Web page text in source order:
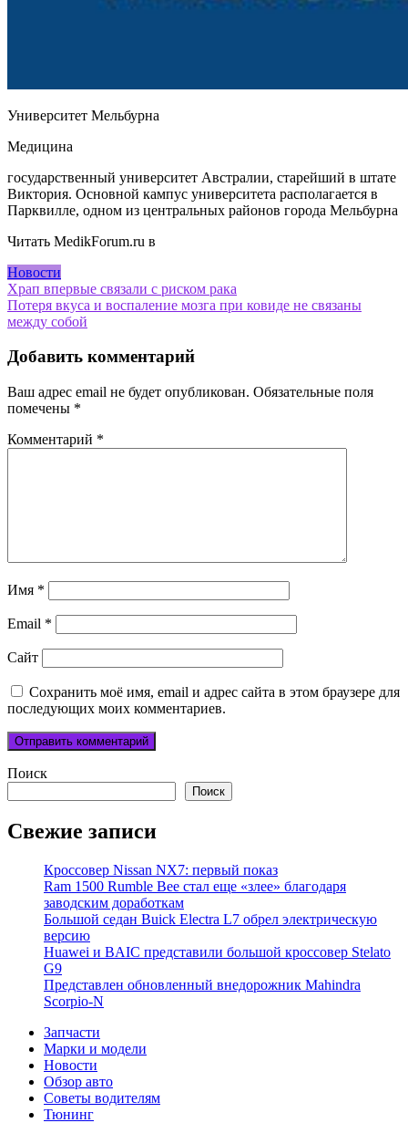
Университет Мельбурна
Медицина
государственный университет Австралии, старейший в штате
Виктория. Основной кампус университета располагается в
Парквилле, одном из центральных районов города Мельбурна
Читать MedikForum.ru в
Новости
Навигация
по
Храп впервые связали с риском рака
Потеря вкуса и воспаление мозга при ковиде не связаны
между собой
Добавить комментарий
Ваш адрес email не будет опубликован. Обязательные поля
помечены *
Комментарий *
Имя *
Email *
Сайт
Сохранить моё имя, email и адрес сайта в этом браузере для
последующих моих комментариев.
Поиск
Поиск
Свежие записи
Кроссовер Nissan NX7: первый показ
Ram 1500 Rumble Bee стал еще «злее» благодаря
заводским доработкам
Большой седан Buick Electra L7 обрел электрическую
версию
Huawei и BAIC представили большой кроссовер Stelato
G9
Представлен обновленный внедорожник Mahindra
Scorpio-N
Запчасти
Марки и модели
Новости
Обзор авто
Советы водителям
Тюнинг